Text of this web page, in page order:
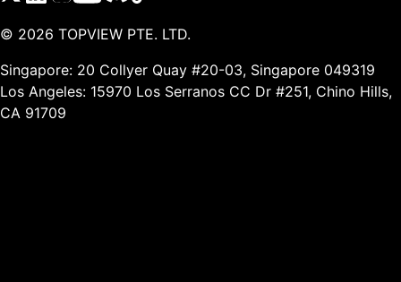
© 2026 TOPVIEW PTE. LTD.
Singapore: 20 Collyer Quay #20-03, Singapore 049319
Los Angeles: 15970 Los Serranos CC Dr #251, Chino Hills,
CA 91709